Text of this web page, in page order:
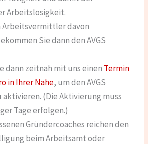
Arbeitslosigkeit.
Arbeitsvermittler davon
Sie dann den AVGS
dann zeitnah mit uns einen Termin
in Ihrer Nähe, um den AVGS
aktivieren. (Die Aktivierung muss
Tage erfolgen.)
Gründercoaches reichen den
beim Arbeitsamt oder